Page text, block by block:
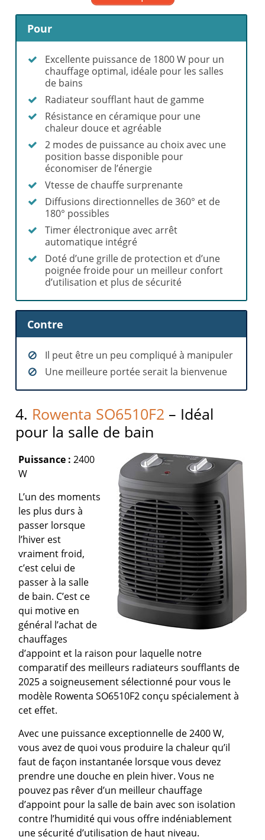
Pour
Excellente puissance de 1800 W pour un
chauffage optimal, idéale pour les salles
de bains
Radiateur soufflant haut de gamme
Résistance en céramique pour une
chaleur douce et agréable
2 modes de puissance au choix avec une
position basse disponible pour
économiser de l’énergie
Vtesse de chauffe surprenante
Diffusions directionnelles de 360° et de
180° possibles
Timer électronique avec arrêt
automatique intégré
Doté d’une grille de protection et d’une
poignée froide pour un meilleur confort
d’utilisation et plus de sécurité
Contre
Il peut être un peu compliqué à manipuler
Une meilleure portée serait la bienvenue
4. Rowenta SO6510F2 – Idéal
pour la salle de bain
Puissance : 2400
W
L’un des moments
les plus durs à
passer lorsque
l’hiver est
vraiment froid,
c’est celui de
passer à la salle
de bain. C’est ce
qui motive en
général l’achat de
chauffages
d’appoint et la raison pour laquelle notre
comparatif des meilleurs radiateurs soufflants de
2025 a soigneusement sélectionné pour vous le
modèle Rowenta SO6510F2 conçu spécialement à
cet effet.
Avec une puissance exceptionnelle de 2400 W,
vous avez de quoi vous produire la chaleur qu’il
faut de façon instantanée lorsque vous devez
prendre une douche en plein hiver. Vous ne
pouvez pas rêver d’un meilleur chauffage
d’appoint pour la salle de bain avec son isolation
contre l’humidité qui vous offre indéniablement
une sécurité d’utilisation de haut niveau.